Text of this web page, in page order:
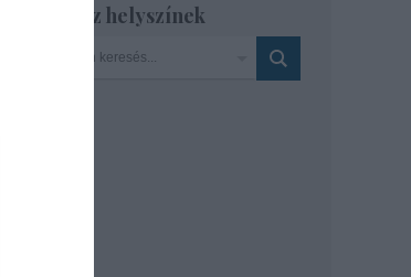
Szinház helyszínek